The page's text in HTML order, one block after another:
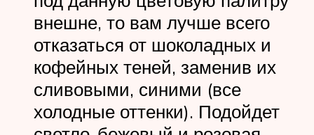
внешне, то вам лучше всего
отказаться от шоколадных и
кофейных теней, заменив их
сливовыми, синими (все
холодные оттенки). Подойдет